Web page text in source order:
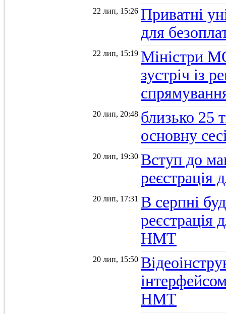
22 лип, 15:26 Приватні
для
22 лип, 15:19 Міністри
зустріч із
20 лип, 20:48 близько 25
основну
20 лип, 19:30 Вступ до
20 лип, 17:31 В серпні
реєстрація
НМТ
20 лип, 15:50
НМТ